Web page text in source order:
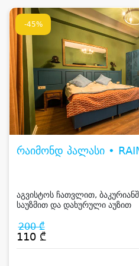
-45%
რაიმონდ პალასი •
აგვისტოს ჩათვლით,
საუზმით და დახურული აუზით
200 ₾
110 ₾